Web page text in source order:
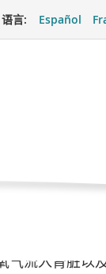
语言: Español
气流入肾脏以